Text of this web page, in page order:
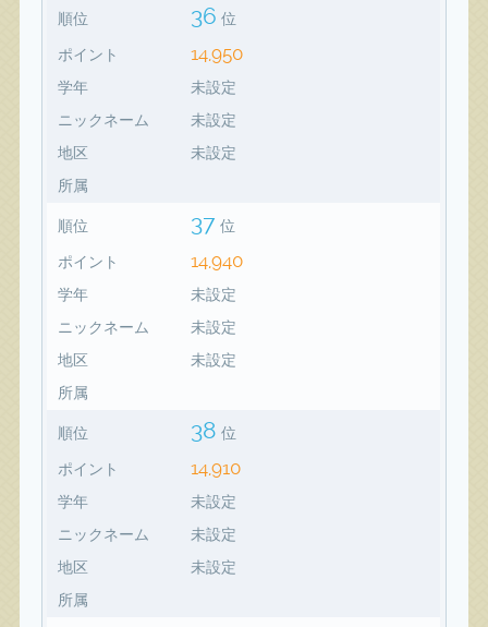
順位 36 位
ポイント 14,950
学年
未設定
ニックネーム
未設定
地区
未設定
所属
順位 37 位
ポイント 14,940
学年
未設定
ニックネーム
未設定
地区
未設定
所属
順位 38 位
ポイント 14,910
学年
未設定
ニックネーム
未設定
地区
未設定
所属